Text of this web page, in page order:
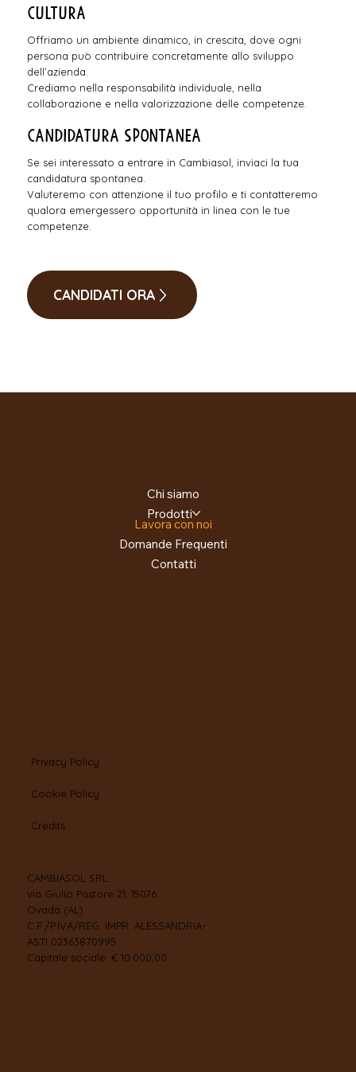
Cultura
Offriamo un ambiente dinamico, in crescita, dove ogni
persona può contribuire concretamente allo sviluppo
dell’azienda.
Crediamo nella responsabilità individuale, nella
collaborazione e nella valorizzazione delle competenze.
Candidatura spontanea
Se sei interessato a entrare in Cambiasol, inviaci la tua
candidatura spontanea.
Valuteremo con attenzione il tuo profilo e ti contatteremo
qualora emergessero opportunità in linea con le tue
competenze.
CANDIDATI ORA
Chi siamo
Prodotti
Lavora con noi
Domande Frequenti
Contatti
Privacy Policy
Cookie Policy
Credits
CAMBIASOL SRL
via Giulio Pastore 21, 15076
Ovada (AL)
C.F./P.IVA/REG. IMPR. ALESSANDRIA-
ASTI 02363870995
Capitale sociale: € 10.000,00